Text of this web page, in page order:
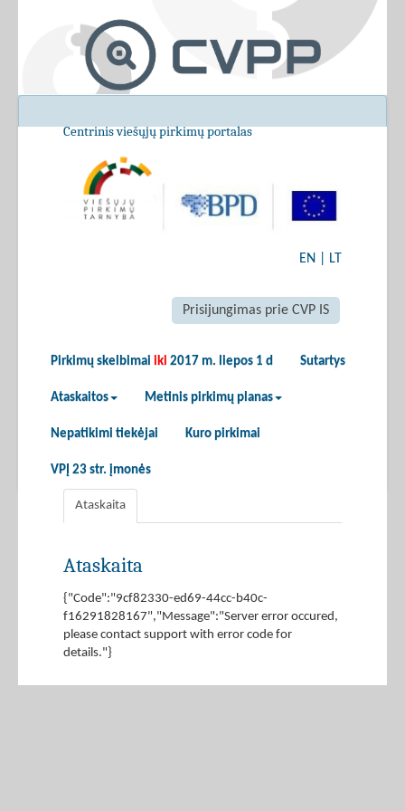
Centrinis viešųjų pirkimų portalas
EN LT
Prisijungimas prie CVP IS
Pirkimų skelbimai iki 2017 m. liepos 1 d Sutartys
Ataskaitos Metinis pirkimų planas
Nepatikimi tiekėjai Kuro pirkimai
VPĮ 23 str. įmonės
Ataskaita
Ataskaita
{"Code":"9cf82330-ed69-44cc-b40c-
f16291828167","Message":"Server error occured,
please contact support with error code for
details."}